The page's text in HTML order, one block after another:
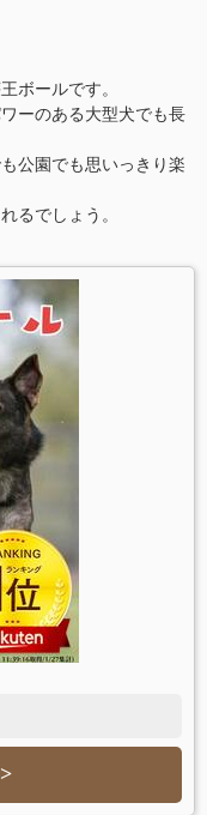
ボールです。
ーのある大型犬でも長
公園でも思いっきり楽
るでしょう。